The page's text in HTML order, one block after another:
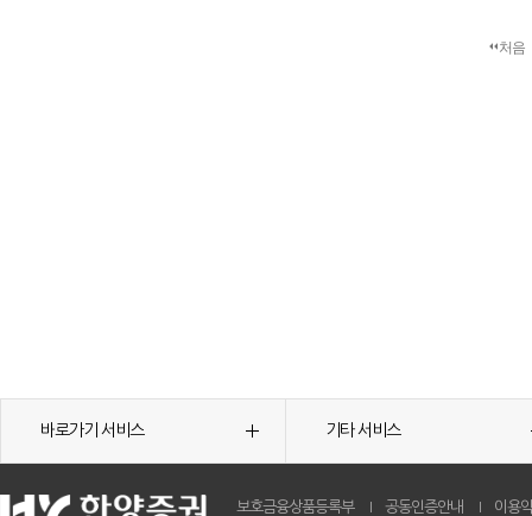
처음
바로가기 서비스 기타 서비스
보호금융상품등록부 공동인증안내 이용